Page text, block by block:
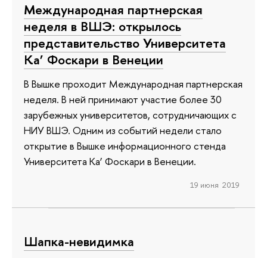
Международная партнерская
неделя в ВШЭ: открылось
представительство Университета
Ка’ Фоскари в Венеции
В Вышке проходит Международная партнерская
неделя. В ней принимают участие более 30
зарубежных университетов, сотрудничающих с
НИУ ВШЭ. Одним из событий недели стало
открытие в Вышке информационного стенда
Университета Ка’ Фоскари в Венеции.
19 июня 2019
Шапка-невидимка